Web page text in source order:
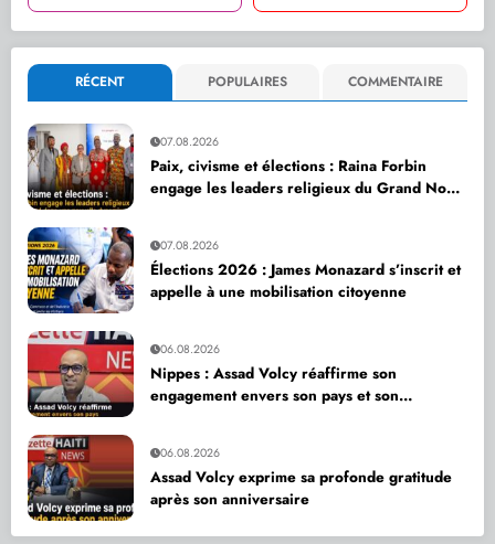
RÉCENT POPULAIRES COMMENTAIRE
07.08.2026
Paix, civisme et élections : Raina Forbin
engage les leaders religieux du Grand Nord
07.08.2026
Élections 2026 : James Monazard s’inscrit et
appelle à une mobilisation citoyenne
06.08.2026
Nippes : Assad Volcy réaffirme son
engagement envers son pays et son
06.08.2026
Assad Volcy exprime sa profonde gratitude
après son anniversaire